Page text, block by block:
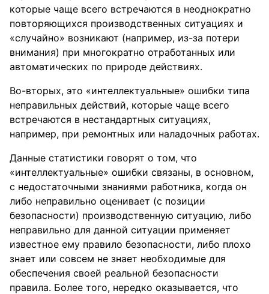
которые чаще всего встречаются в неоднократно
повторяющихся производственных ситуациях и
«случайно» возникают (например, из-за потери
внимания) при многократно отработанных или
автоматических по природе действиях.
Во-вторых, это «интеллектуальные» ошибки типа
неправильных действий, которые чаще всего
встречаются в нестандартных ситуациях,
например, при ремонтных или наладочных работах.
Данные статистики говорят о том, что
«интеллектуальные» ошибки связаны, в основном,
с недостаточными знаниями работника, когда он
либо неправильно оценивает (с позиции
безопасности) производственную ситуацию, либо
неправильно для данной ситуации применяет
известное ему правило безопасности, либо плохо
знает или совсем не знает необходимые для
обеспечения своей реальной безопасности
правила. Более того, нередко оказывается, что